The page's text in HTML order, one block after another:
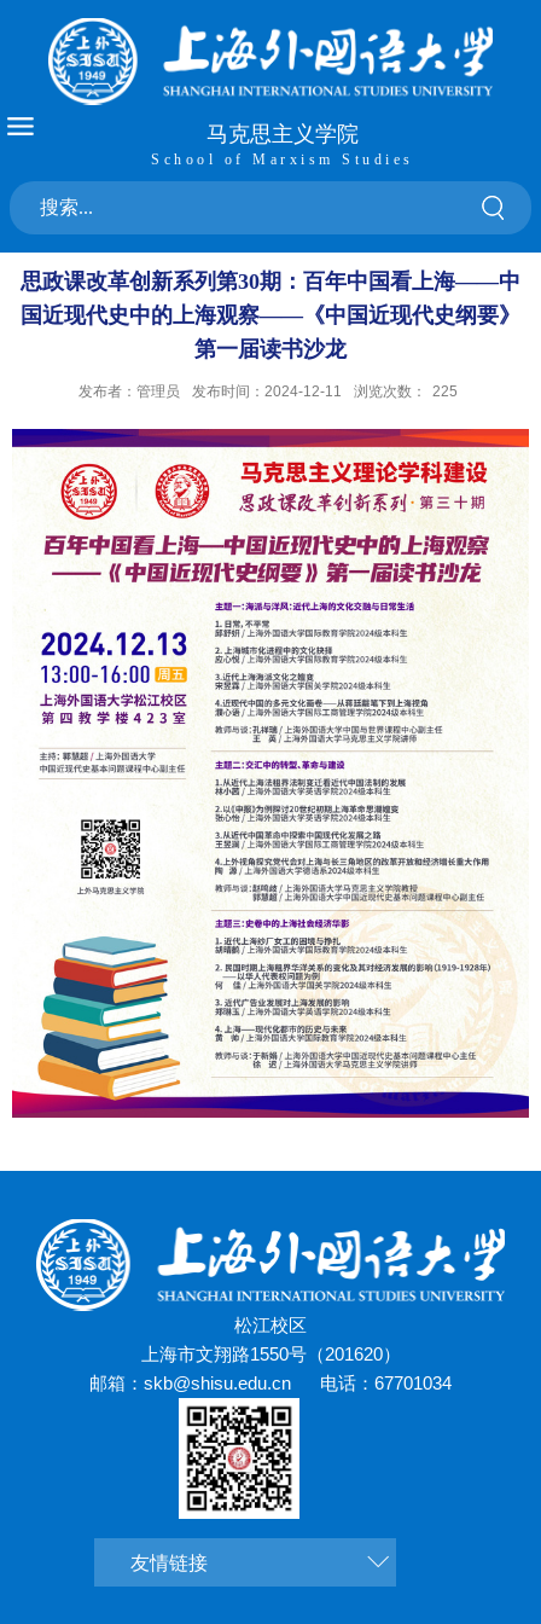
马克思主义学院
School of Marxism Studies
思政课改革创新系列第30期：百年中国看上海——中
国近现代史中的上海观察——《中国近现代史纲要》
第一届读书沙龙
发布者：管理员 发布时间：2024-12-11 浏览次数： 225
松江校区
上海市文翔路1550号（201620）
邮箱：skb@shisu.edu.cn
电话：67701034
友情链接